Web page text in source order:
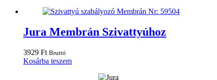
Jura Membrán Szivattyúhoz
3929 Ft Bruttó
Kosárba teszem